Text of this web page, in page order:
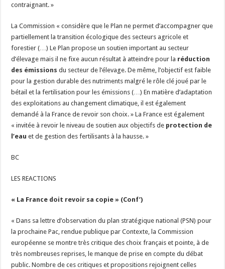
contraignant. »
La Commission « considère que le Plan ne permet d’accompagner que
partiellement la transition écologique des secteurs agricole et
forestier (…) Le Plan propose un soutien important au secteur
d’élevage mais il ne fixe aucun résultat à atteindre pour la réduction
des émissions du secteur de l’élevage. De même, l’objectif est faible
pour la gestion durable des nutriments malgré le rôle clé joué par le
bétail et la fertilisation pour les émissions (…) En matière d’adaptation
des exploitations au changement climatique, il est également
demandé à la France de revoir son choix. » La France est également
« invitée à revoir le niveau de soutien aux objectifs de protection de
l’eau et de gestion des fertilisants à la hausse. »
BC
LES REACTIONS
« La France doit revoir sa copie » (Conf’)
« Dans sa lettre d’observation du plan stratégique national (PSN) pour
la prochaine Pac, rendue publique par Contexte, la Commission
européenne se montre très critique des choix français et pointe, à de
très nombreuses reprises, le manque de prise en compte du débat
public. Nombre de ces critiques et propositions rejoignent celles